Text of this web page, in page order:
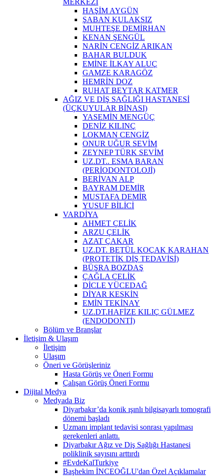
HAŞİM AYGÜN
ŞABAN KULAKSIZ
MUHTEŞE DEMİRHAN
KENAN ŞENGÜL
NARİN CENGİZ ARIKAN
BAHAR BULDUK
EMİNE İLKAY ALUÇ
GAMZE KARAGÖZ
HEMRİN DOZ
RUHAT BEYTAR KATMER
AĞIZ VE DİŞ SAĞLIĞI HASTANESİ
(ÜÇKUYULAR BİNASI)
YASEMİN MENGÜÇ
DENİZ KILINÇ
LOKMAN CENGİZ
ONUR UĞUR SEVİM
ZEYNEP TÜRK SEVİM
UZ.DT.. ESMA BARAN
(PERİODONTOLOJİ)
BERİVAN ALP
BAYRAM DEMİR
MUSTAFA DEMİR
YUSUF BİLİCİ
VARDİYA
AHMET ÇELİK
ARZU ÇELİK
AZAT ÇAKAR
UZ.DT. BETÜL KOÇAK KARAHAN
(PROTETİK DİŞ TEDAVİSİ)
BÜŞRA BOZDAŞ
ÇAĞLA ÇELİK
DİCLE YÜCEDAĞ
DİYAR KESKİN
EMİN TEKİNAY
UZ.DT.HAFİZE KILIÇ GÜLMEZ
(ENDODONTİ)
Bölüm ve Branşlar
İletişim & Ulaşım
İletişim
Ulaşım
Öneri ve Görüşleriniz
Hasta Görüş ve Öneri Formu
Çalışan Görüş Öneri Formu
Dijital Medya
Medyada Biz
Diyarbakır’da konik ışınlı bilgisayarlı tomografi
dönemi başladı
Uzmanı implant tedavisi sonrası yapılması
gerekenleri anlattı.
Diyarbakır Ağız ve Diş Sağlığı Hastanesi
poliklinik sayısını arttırdı
#EvdeKalTurkiye
Başhekim İNCEOĞLU'dan Özel Açıklamalar